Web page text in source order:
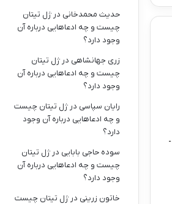
حدیث محمدخانی در ژل تیتان
چیست و چه ادعاهایی درباره آن
وجود دارد؟
زری جهانشاهی در ژل تیتان
چیست و چه ادعاهایی درباره آن
وجود دارد؟
رایان سپاسی در ژل تیتان چیست
و چه ادعاهایی درباره آن وجود
دارد؟
سوده حاجی بابایی در ژل تیتان
چیست و چه ادعاهایی درباره آن
وجود دارد؟
خاتون زرینی در ژل تیتان چیست